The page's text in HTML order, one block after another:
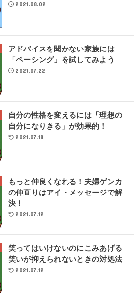
2021.08.02
アドバイスを聞かない家族には
「ペーシング」を試してみよう
2021.07.22
自分の性格を変えるには「理想の
自分になりきる」が効果的！
2021.07.18
もっと仲良くなれる！夫婦ゲンカ
の仲直りはアイ・メッセージで解
決！
2021.07.12
笑ってはいけないのにこみあげる
笑いが抑えられないときの対処法
2021.07.12